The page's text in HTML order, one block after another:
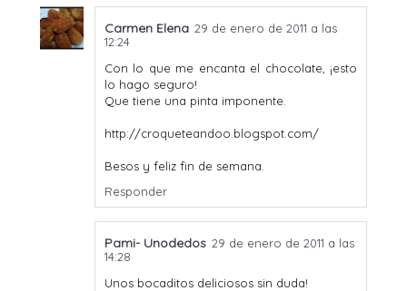
Carmen Elena 29 de enero de 2011 a las
12:24
Con lo que me encanta el chocolate, ¡esto
lo hago seguro!
Que tiene una pinta imponente.
http://croqueteandoo.blogspot.com/
Besos y feliz fin de semana.
Responder
Pami- Unodedos 29 de enero de 2011 a las
14:28
Unos bocaditos deliciosos sin duda!